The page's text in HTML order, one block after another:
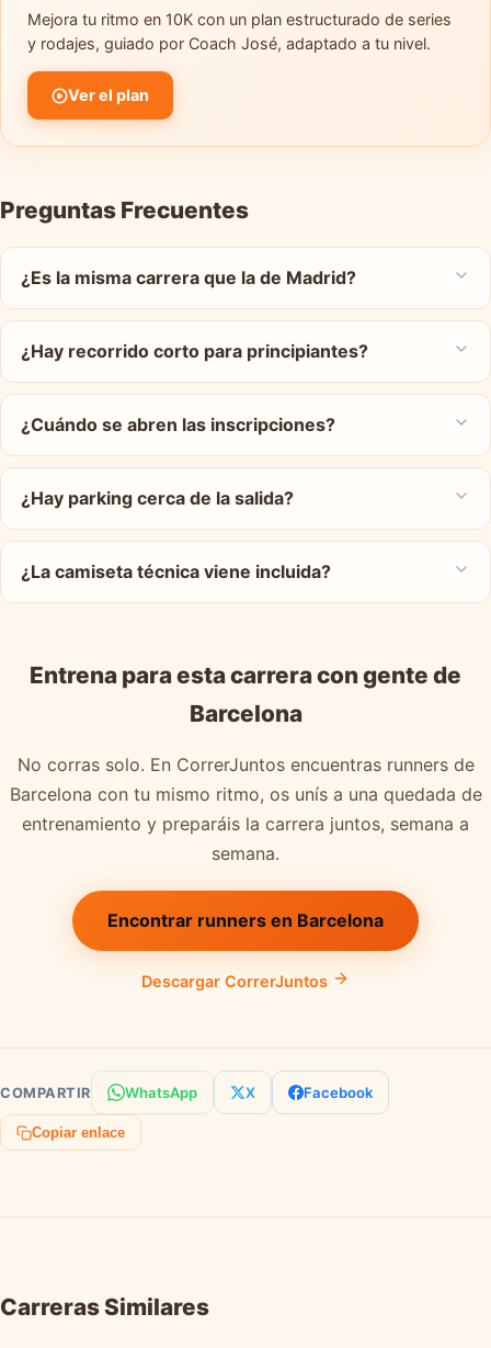
Mejora tu ritmo en 10K con un plan estructurado de series
y rodajes, guiado por Coach José, adaptado a tu nivel.
Ver el plan
Preguntas Frecuentes
¿Es la misma carrera que la de Madrid?
¿Hay recorrido corto para principiantes?
¿Cuándo se abren las inscripciones?
¿Hay parking cerca de la salida?
¿La camiseta técnica viene incluida?
Entrena para esta carrera con gente de
Barcelona
No corras solo. En CorrerJuntos encuentras runners de
Barcelona con tu mismo ritmo, os unís a una quedada de
entrenamiento y preparáis la carrera juntos, semana a
semana.
Encontrar runners en Barcelona
Descargar CorrerJuntos
COMPARTIR WhatsApp X Facebook
Copiar enlace
Carreras Similares